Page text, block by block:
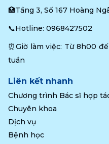
🏥Tầng 3, Số 167 Hoàng
📞Hotline: 0968427502
⏰Giờ làm việc: Từ 8h00
tuần
Liên kết nhanh
Chương trình Bác sĩ hợp
Chuyên khoa
Dịch vụ
Bệnh học